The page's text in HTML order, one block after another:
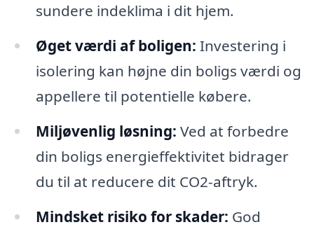
sundere indeklima i dit hjem.
Øget værdi af boligen: Investering i
isolering kan højne din boligs værdi og
appellere til potentielle købere.
Miljøvenlig løsning: Ved at forbedre
din boligs energieffektivitet bidrager
du til at reducere dit CO2-aftryk.
Mindsket risiko for skader: God